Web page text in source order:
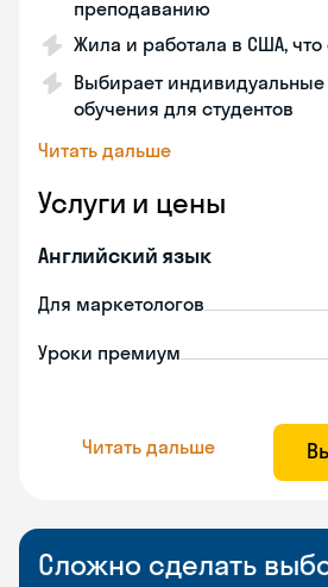
преподаванию
Жила и работала в США, что
Выбирает
обучения для студентов
Читать дальше
Услуги и цены
Английский язык
Для маркетологов
Уроки премиум
Читать дальше
Сложно сделать